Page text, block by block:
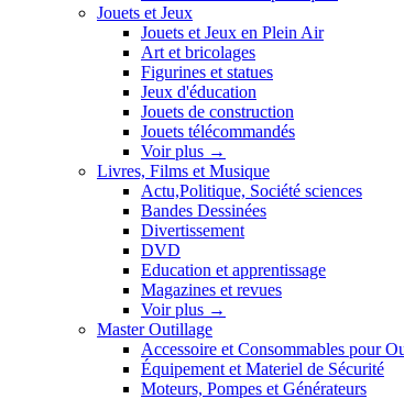
Jouets et Jeux
Jouets et Jeux en Plein Air
Art et bricolages
Figurines et statues
Jeux d'éducation
Jouets de construction
Jouets télécommandés
Voir plus →
Livres, Films et Musique
Actu,Politique, Société sciences
Bandes Dessinées
Divertissement
DVD
Education et apprentissage
Magazines et revues
Voir plus →
Master Outillage
Accessoire et Consommables pour
Équipement et Materiel de Sécurité
Moteurs, Pompes et Générateurs